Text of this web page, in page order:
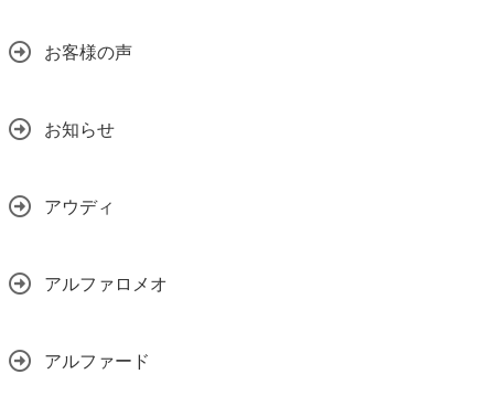
お客様の声
お知らせ
アウディ
アルファロメオ
アルファード